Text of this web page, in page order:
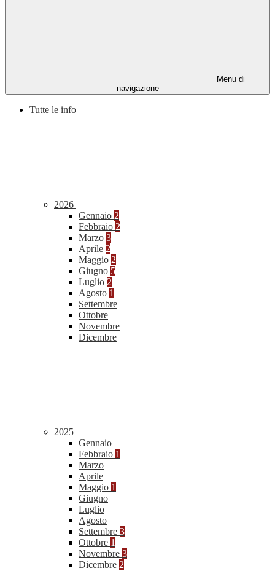
Menu di
navigazione
Tutte le info
2026
Gennaio 2
Febbraio 2
Marzo 3
Aprile 2
Maggio 2
Giugno 5
Luglio 2
Agosto 1
Settembre
Ottobre
Novembre
Dicembre
2025
Gennaio
Febbraio 1
Marzo
Aprile
Maggio 1
Giugno
Luglio
Agosto
Settembre 3
Ottobre 1
Novembre 3
Dicembre 2